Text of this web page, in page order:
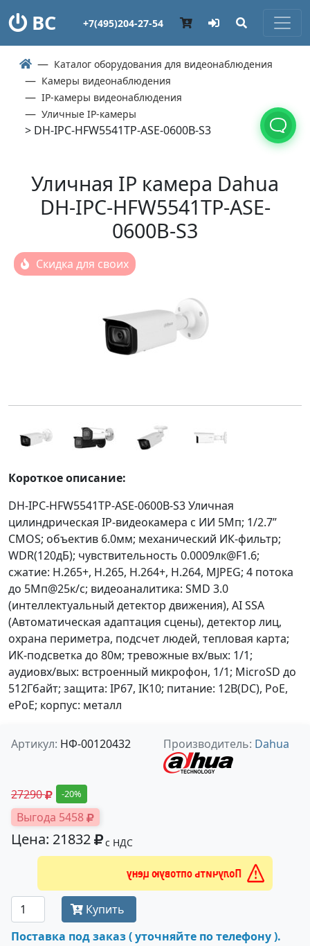
ВС +7(495)204-27-54
Каталог оборудования для видеонаблюдения
Камеры видеонаблюдения
IP-камеры видеонаблюдения
Уличные IP-камеры
> DH-IPC-HFW5541TP-ASE-0600B-S3
Уличная IP камера Dahua
DH-IPC-HFW5541TP-ASE-
0600B-S3
Скидка для своих
Короткое описание:
DH-IPC-HFW5541TP-ASE-0600B-S3 Уличная
цилиндрическая IP-видеокамера с ИИ 5Мп; 1/2.7”
CMOS; объектив 6.0мм; механический ИК-фильтр;
WDR(120дБ); чувствительность 0.0009лк@F1.6;
сжатие: H.265+, H.265, H.264+, H.264, MJPEG; 4 потока
до 5Мп@25к/с; видеоаналитика: SMD 3.0
(интеллектуальный детектор движения), AI SSA
(Автоматическая адаптация сцены), детектор лиц,
охрана периметра, подсчет людей, тепловая карта;
ИК-подсветка до 80м; тревожные вх/вых: 1/1;
аудиовх/вых: встроенный микрофон, 1/1; MicroSD до
512Гбайт; защита: IP67, IK10; питание: 12В(DC), PoE,
ePoE; корпус: металл
Артикул: НФ-00120432 Производитель: Dahua
27290 -20%
Выгода 5458
Цена: 21832 с НДС
Получить оптовую цену
Купить
Поставка под заказ ( уточняйте по телефону ).